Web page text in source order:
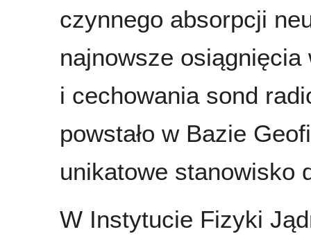
czynnego absorpcji
najnowsze
i cechowania sond
powstało w Bazie
unikatowe stanowisko
W Instytucie Fizyki